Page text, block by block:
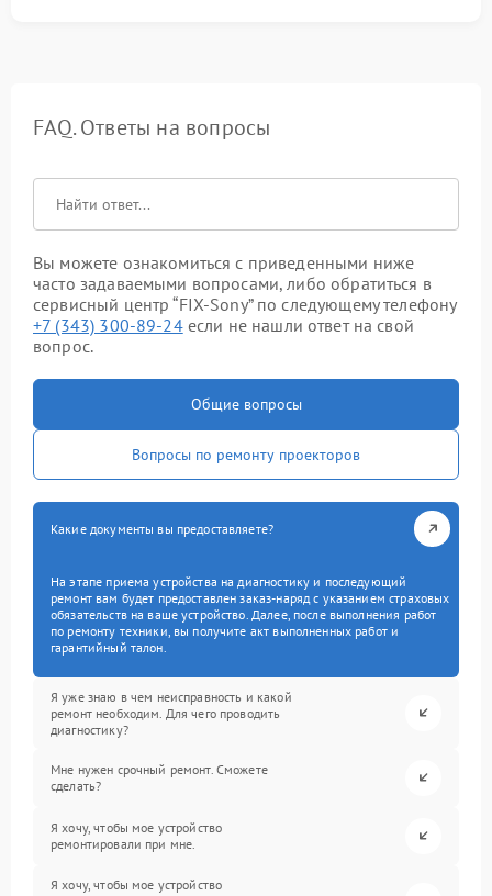
FAQ. Ответы на вопросы
Вы можете ознакомиться с приведенными ниже
часто задаваемыми вопросами, либо обратиться в
сервисный центр “FIX-Sony” по следующему телефону
+7 (343) 300-89-24если не нашли ответ на свой
вопрос.
Общие вопросы
Вопросы по ремонту проекторов
Какие документы вы предоставляете?
На этапе приема устройства на диагностику и последующий
ремонт вам будет предоставлен заказ-наряд с указанием страховых
обязательств на ваше устройство. Далее, после выполнения работ
по ремонту техники, вы получите акт выполненных работ и
гарантийный талон.
Я уже знаю в чем неисправность и какой
ремонт необходим. Для чего проводить
диагностику?
Мне нужен срочный ремонт. Сможете
сделать?
Я хочу, чтобы мое устройство
ремонтировали при мне.
Я хочу, чтобы мое устройство